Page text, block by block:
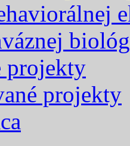
projekty
projekty